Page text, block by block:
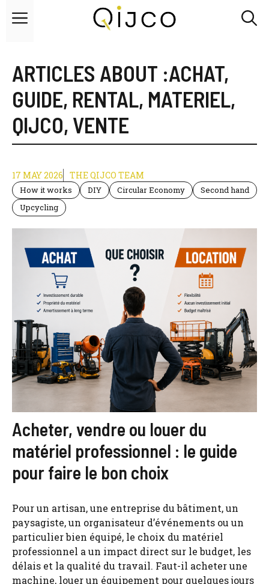
Menu
ARTICLES ABOUT :ACHAT,
GUIDE, RENTAL, MATERIEL,
QIJCO, VENTE
17 MAY 2026 THE QIJCO TEAM
How it works DIY Circular Economy
Second hand
Upcycling
Acheter, vendre ou louer du
matériel professionnel : le guide
pour faire le bon choix
Pour un artisan, une entreprise du bâtiment, un
paysagiste, un organisateur d’événements ou un
particulier bien équipé, le choix du matériel
professionnel a un impact direct sur le budget, les
délais et la qualité du travail. Faut-il acheter une
machine, louer un équipement pour quelques jours